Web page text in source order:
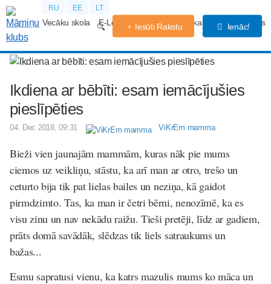
RU EE LT
Vecāku skola E-Lekcijas Grūtniecības kalendārs Forums
Iesūti Rakstu Ienāc!
Ikdiena ar bēbīti: esam iemācījušies
pieslīpēties
04. Dec 2018, 09:31 ViKrEm mamma
Bieži vien jaunajām mammām, kuras nāk pie mums
ciemos uz veikliņu, stāstu, ka arī man ar otro, trešo un
ceturto bija tik pat lielas bailes un neziņa, kā gaidot
pirmdzimto. Tas, ka man ir četri bērni, nenozīmē, ka es
visu zinu un nav nekādu raižu. Tieši pretēji, līdz ar gadiem,
prāts domā savādāk, slēdzas tik liels satraukums un
bažas...
Esmu sapratusi vienu, ka katrs mazulis mums ko māca un